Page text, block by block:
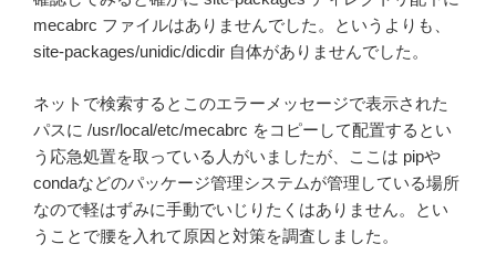
mecabrc ファイルはありませんでした。というよりも、
site-packages/unidic/dicdir 自体がありませんでした。
ネットで検索するとこのエラーメッセージで表示された
パスに /usr/local/etc/mecabrc をコピーして配置するとい
う応急処置を取っている人がいましたが、ここは pipや
condaなどのパッケージ管理システムが管理している場所
なので軽はずみに手動でいじりたくはありません。とい
うことで腰を入れて原因と対策を調査しました。